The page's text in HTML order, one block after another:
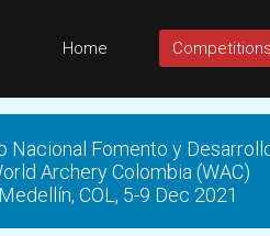
Home Competitions
Nacional Fomento y
Archery Colombia (WAC)
Medellín, COL, 5-9 Dec 2021